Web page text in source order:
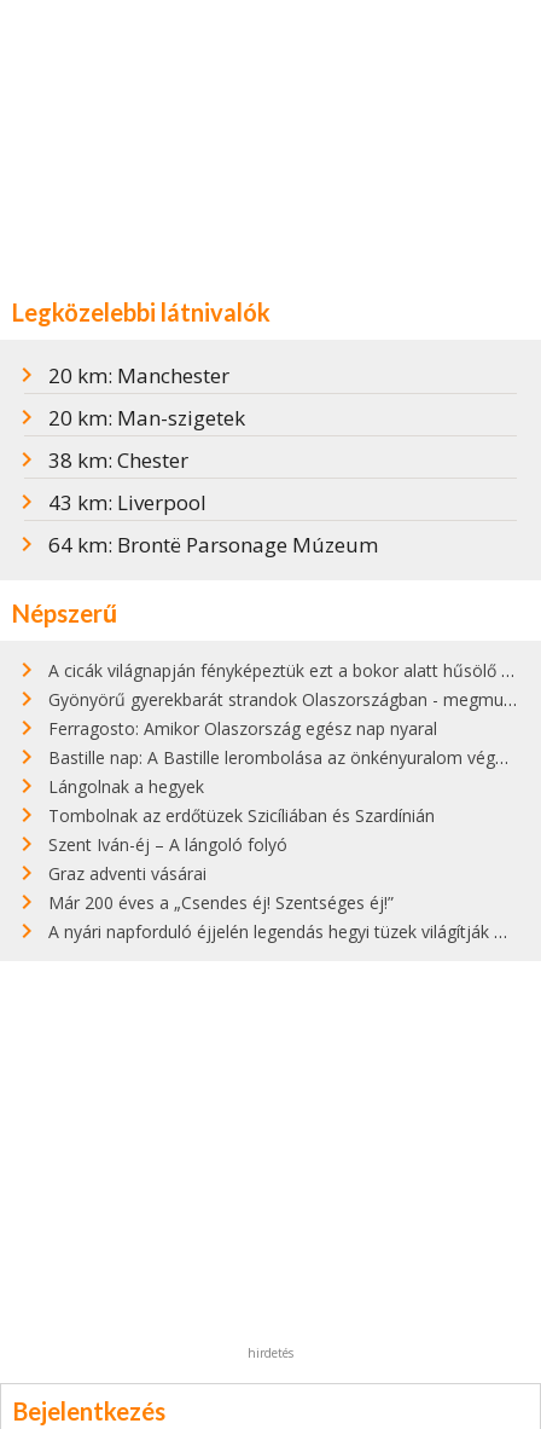
Legközelebbi látnivalók
20 km: Manchester
20 km: Man-szigetek
38 km: Chester
43 km: Liverpool
64 km: Brontë Parsonage Múzeum
Népszerű
A cicák világnapján fényképeztük ezt a bokor alatt hűsölő cicát Kisorosziban
Gyönyörű gyerekbarát strandok Olaszországban - megmutatjuk a 15 legjobbat
Ferragosto: Amikor Olaszország egész nap nyaral
Bastille nap: A Bastille lerombolása az önkényuralom végét jelentette
Lángolnak a hegyek
Tombolnak az erdőtüzek Szicíliában és Szardínián
Szent Iván-éj – A lángoló folyó
Graz adventi vásárai
Már 200 éves a „Csendes éj! Szentséges éj!”
A nyári napforduló éjjelén legendás hegyi tüzek világítják meg Zugspitzét
hirdetés
Bejelentkezés